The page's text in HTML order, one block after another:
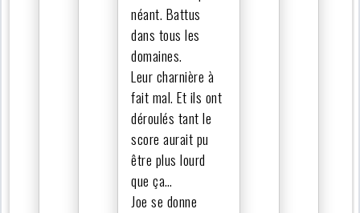
néant. Battus
dans tous les
domaines.
Leur charnière à
fait mal. Et ils ont
déroulés tant le
score aurait pu
être plus lourd
que ça…
Joe se donne